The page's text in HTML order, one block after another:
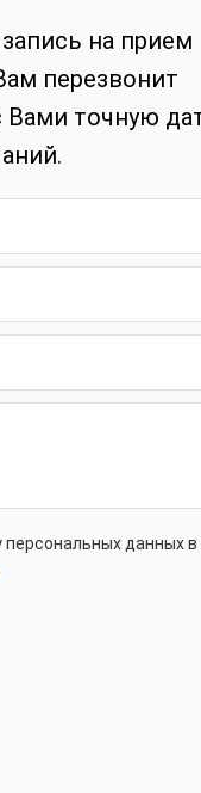
на прием
перезвонит
Вами точную
персональных данных в